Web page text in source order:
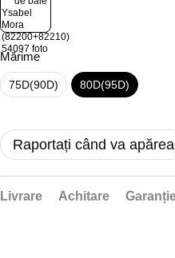
Mărime
75D(90D) 80D(95D)
Raportați când va apărea
Livrare Achitare